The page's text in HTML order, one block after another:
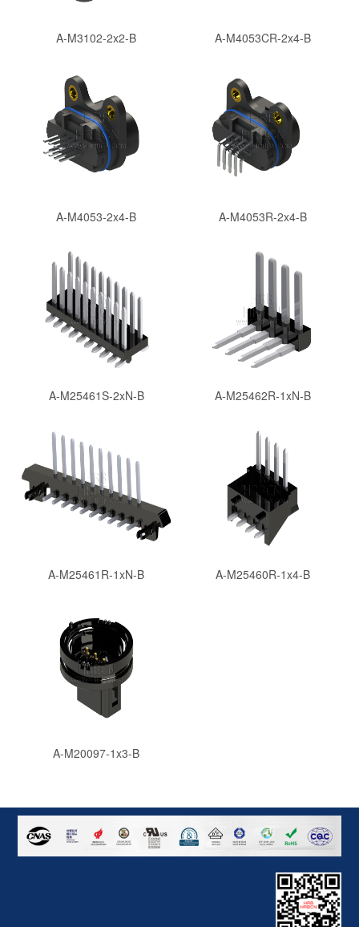
A-M3102-2x2-B A-M4053CR-2x4-B
A-M4053-2x4-B A-M4053R-2x4-B
A-M25461S-2xN-B A-M25462R-1xN-B
A-M25461R-1xN-B A-M25460R-1x4-B
A-M20097-1x3-B